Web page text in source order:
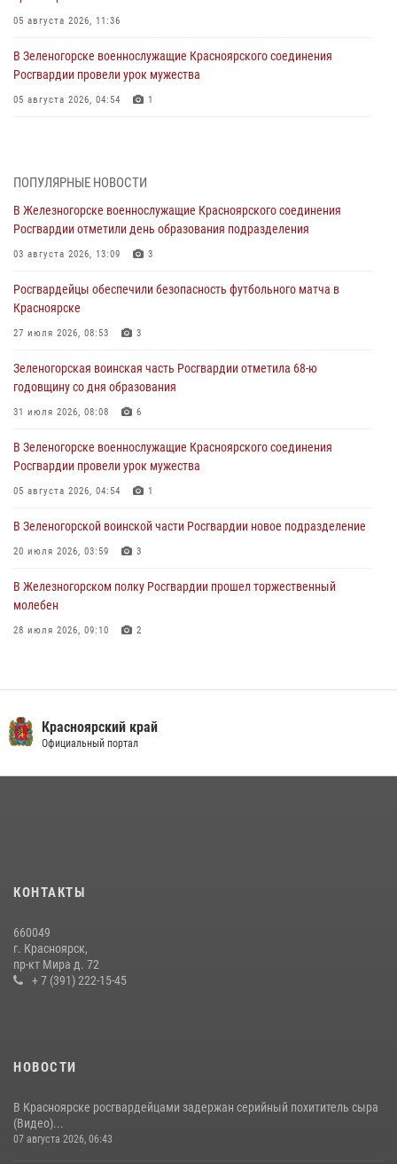
05 августа 2026, 11:36
В Зеленогорске военнослужащие Красноярского соединения
Росгвардии провели урок мужества
05 августа 2026, 04:54 1
05 августа 2026, 04:52 1
В Красноярске сотрудники вневедомственной охраны Росгвардии
задержали подозреваемого в серии краж из гипермаркета
04 августа 2026, 09:57
Сотрудники Росгвардии обеспечили общественный порядок во
время проведения экстремального заплыва в Дудинке
04 августа 2026, 08:36
В Красноярске сотрудники Росгвардии задержали подозреваемого
в серии краж из супермаркета
04 августа 2026, 06:50
Военнослужащие Красноярского соединения Росгвардии
познакомили отдыхающих детей с тонкостями РХБ защиты
03 августа 2026, 13:12 2
ПОПУЛЯРНЫЕ НОВОСТИ
В Железногорске военнослужащие Красноярского соединения
Росгвардии отметили день образования подразделения
03 августа 2026, 13:09 3
Росгвардейцы обеспечили безопасность футбольного матча в
Красноярске
27 июля 2026, 08:53 3
Зеленогорская воинская часть Росгвардии отметила 68-ю
годовщину со дня образования
31 июля 2026, 08:08 6
В Зеленогорске военнослужащие Красноярского соединения
Росгвардии провели урок мужества
05 августа 2026, 04:54 1
В Зеленогорской воинской части Росгвардии новое подразделение
20 июля 2026, 03:59 3
В Железногорском полку Росгвардии прошел торжественный
молебен
28 июля 2026, 09:10 2
Железногорские росгвардецы получили в руки легендарное оружие
Красноярскому краю.
10 июля 2026, 06:21
Красноярский край
Официальный портал
КОНТАКТЫ
660049
г. Красноярск,
пр-кт Мира д. 72
+ 7 (391) 222-15-45
НОВОСТИ
В Красноярске росгвардейцами задержан серийный похититель сыра
(Видео)...
07 августа 2026, 06:43